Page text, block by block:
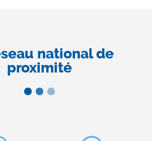
national de
proximité